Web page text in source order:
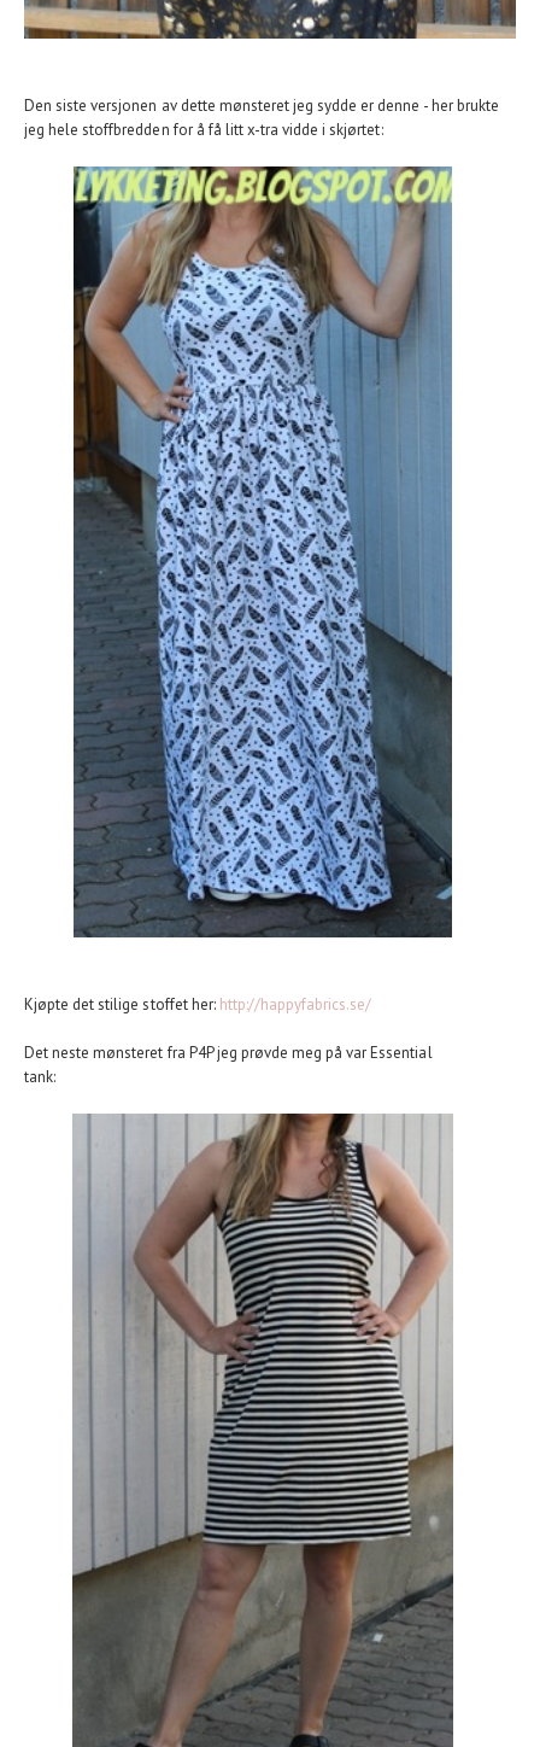
Den siste versjonen av dette mønsteret jeg sydde er denne - her brukte
jeg hele stoffbredden for å få litt x-tra vidde i skjørtet:
Kjøpte det stilige stoffet her: http://happyfabrics.se/
Det neste mønsteret fra P4P jeg prøvde meg på var Essential
tank: